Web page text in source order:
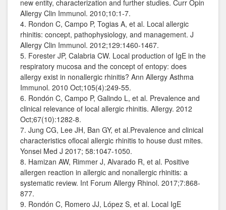
new entity, characterization and further studies. Curr Opin
Allergy Clin Immunol. 2010;10:1‐7.
4. Rondon C, Campo P, Togias A, et al. Local allergic
rhinitis: concept, pathophysiology, and management. J
Allergy Clin Immunol. 2012;129:1460‐1467.
5. Forester JP, Calabria CW. Local production of IgE in the
respiratory mucosa and the concept of entopy: does
allergy exist in nonallergic rhinitis? Ann Allergy Asthma
Immunol. 2010 Oct;105(4):249-55.
6. Rondón C, Campo P, Galindo L, et al. Prevalence and
clinical relevance of local allergic rhinitis. Allergy. 2012
Oct;67(10):1282-8.
7. Jung CG, Lee JH, Ban GY, et al.Prevalence and clinical
characteristics oflocal allergic rhinitis to house dust mites.
Yonsei Med J 2017; 58:1047-1050.
8. Hamizan AW, Rimmer J, Alvarado R, et al. Positive
allergen reaction in allergic and nonallergic rhinitis: a
systematic review. Int Forum Allergy Rhinol. 2017;7:868‐
877.
9. Rondón C, Romero JJ, López S, et al. Local IgE